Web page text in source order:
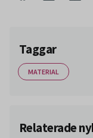
Taggar
MATERIAL
Relaterade